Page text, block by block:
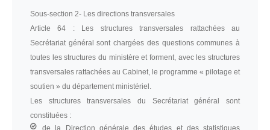
Sous-section 2- Les directions transversales
Article 64 :Les structures transversales rattachées au
Secrétariat général sont chargées des questions communes à
toutes les structures du ministère et forment, avec les structures
transversales rattachées au Cabinet, le programme « pilotage et
soutien » du département ministériel.
Les structures transversales du Secrétariat général sont
constituées :
de la Direction générale des études et des statistiques